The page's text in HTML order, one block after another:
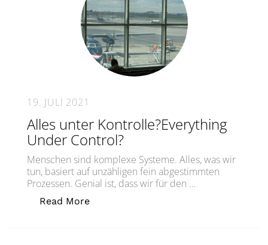
19. JULI 2021
Alles unter Kontrolle?Everything
Under Control?
Menschen sind komplexe Systeme. Alles, was wir
tun, basiert auf unzähligen fein abgestimmten
Prozessen. Genial ist, dass wir für den …
Read More„Alles unter Kontrolle?Everything